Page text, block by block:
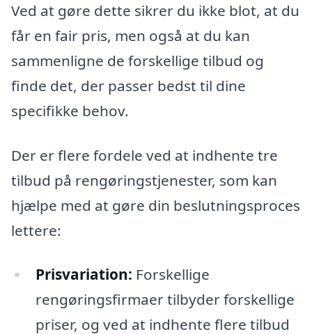
Ved at gøre dette sikrer du ikke blot, at du
får en fair pris, men også at du kan
sammenligne de forskellige tilbud og
finde det, der passer bedst til dine
specifikke behov.
Der er flere fordele ved at indhente tre
tilbud på rengøringstjenester, som kan
hjælpe med at gøre din beslutningsproces
lettere:
Prisvariation: Forskellige
rengøringsfirmaer tilbyder forskellige
priser, og ved at indhente flere tilbud